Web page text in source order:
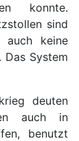
konnte.
sind
keine
Das System
deuten
auch in
benutzt